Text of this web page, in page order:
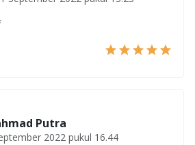
Putra
2022 pukul 16.44